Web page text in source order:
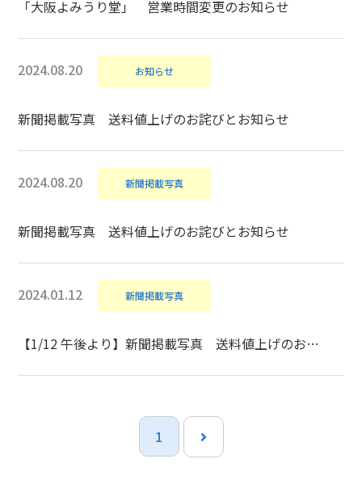
「大阪よみうり堂」 営業時間変更のお知らせ
2024.08.20 お知らせ
新聞掲載写真 送料値上げのお詫びとお知らせ
2024.08.20 新聞掲載写真
新聞掲載写真 送料値上げのお詫びとお知らせ
2024.01.12 新聞掲載写真
【1/12 午後より】新聞掲載写真 送料値上げのお詫びとお知らせ
1